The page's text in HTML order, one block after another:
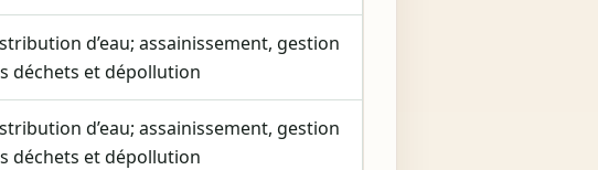
d’eau; assainissement, gestion
déchets et dépollution
d’eau; assainissement, gestion
déchets et dépollution